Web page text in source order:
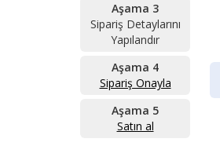
Aşama 3
Sipariş Detaylarını
Yapılandır
Aşama 4
Sipariş Onayla
Aşama 5
Satın al